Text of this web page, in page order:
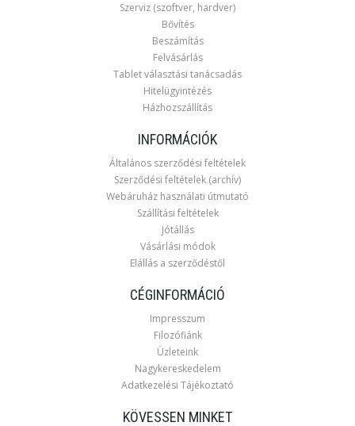
Szerviz (szoftver, hardver)
Bővítés
Beszámítás
Felvásárlás
Tablet választási tanácsadás
Hitelügyintézés
Házhozszállítás
INFORMÁCIÓK
Általános szerződési feltételek
Szerződési feltételek (archív)
Webáruház használati útmutató
Szállítási feltételek
Jótállás
Vásárlási módok
Elállás a szerződéstől
CÉGINFORMÁCIÓ
Impresszum
Filozófiánk
Üzleteink
Nagykereskedelem
Adatkezelési Tájékoztató
KÖVESSEN MINKET